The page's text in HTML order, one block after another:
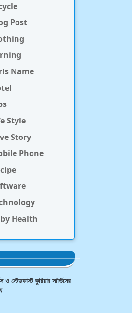
Post
Name
Style
Story
Phone
Health
ও স্টেডফাস্ট কুরিয়ার সার্ভিসের